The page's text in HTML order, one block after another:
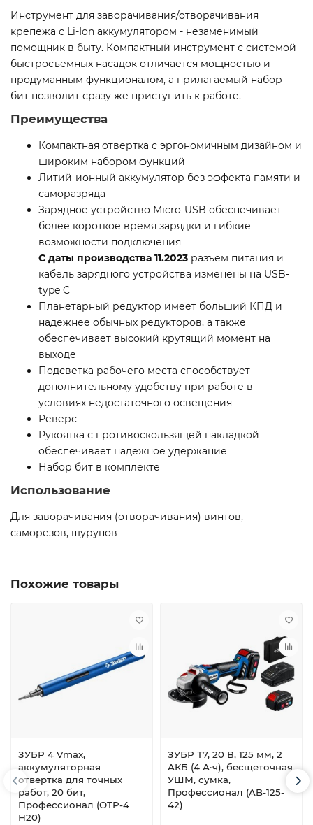
Инструмент для заворачивания/отворачивания
крепежа с Li-Ion аккумулятором - незаменимый
помощник в быту. Компактный инструмент с системой
быстросъемных насадок отличается мощностью и
продуманным функционалом, а прилагаемый набор
бит позволит сразу же приступить к работе.
Преимущества
Компактная отвертка с эргономичным дизайном и
широким набором функций
Литий-ионный аккумулятор без эффекта памяти и
саморазряда
Зарядное устройство Micro-USB обеспечивает
более короткое время зарядки и гибкие
возможности подключения
С даты производства 11.2023 разъем питания и
кабель зарядного устройства изменены на USB-
type C
Планетарный редуктор имеет больший КПД и
надежнее обычных редукторов, а также
обеспечивает высокий крутящий момент на
выходе
Подсветка рабочего места способствует
дополнительному удобству при работе в
условиях недостаточного освещения
Реверс
Рукоятка с противоскользящей накладкой
обеспечивает надежное удержание
Набор бит в комплекте
Использование
Для заворачивания (отворачивания) винтов,
саморезов, шурупов
Похожие товары
ЗУБР 4 Vmax,
аккумуляторная
отвертка для точных
работ, 20 бит,
Профессионал (ОТР-4
Н20)
ЗУБР Т7, 20 В, 125 мм, 2
АКБ (4 А·ч), бесщеточная
УШМ, сумка,
Профессионал (AB-125-
42)